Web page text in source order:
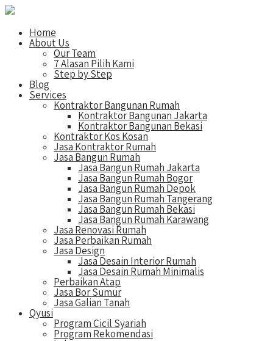
Home
About Us
Our Team
7 Alasan Pilih Kami
Step by Step
Blog
Services
Kontraktor Bangunan Rumah
Kontraktor Bangunan Jakarta
Kontraktor Bangunan Bekasi
Kontraktor Kos Kosan
Jasa Kontraktor Rumah
Jasa Bangun Rumah
Jasa Bangun Rumah Jakarta
Jasa Bangun Rumah Bogor
Jasa Bangun Rumah Depok
Jasa Bangun Rumah Tangerang
Jasa Bangun Rumah Bekasi
Jasa Bangun Rumah Karawang
Jasa Renovasi Rumah
Jasa Perbaikan Rumah
Jasa Design
Jasa Desain Interior Rumah
Jasa Desain Rumah Minimalis
Perbaikan Atap
Jasa Bor Sumur
Jasa Galian Tanah
Qyusi
Program Cicil Syariah
Program Rekomendasi